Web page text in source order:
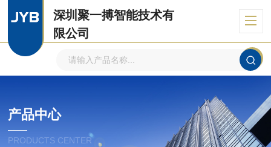
深圳聚一搏智能技术有
限公司
产品中心
PRODUCTS CENTER